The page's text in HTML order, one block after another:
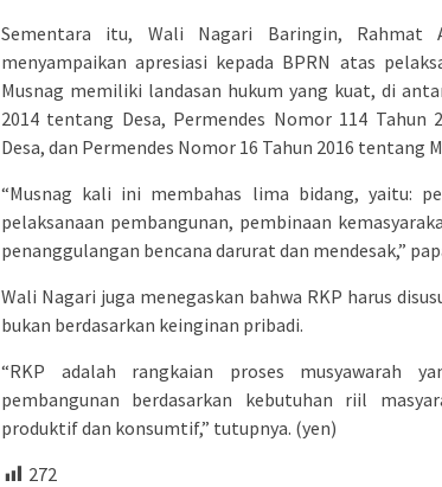
Sementara itu, Wali Nagari Baringin, Rahmat
menyampaikan apresiasi kepada BPRN atas
Musnag memiliki landasan hukum yang kuat, di
2014 tentang Desa, Permendes Nomor 114 Tahun
Desa, dan Permendes Nomor 16 Tahun 2016 tentang
“Musnag kali ini membahas lima bidang, yaitu:
pelaksanaan pembangunan, pembinaan
penanggulangan bencana darurat dan mendesak,”
Wali Nagari juga menegaskan bahwa RKP harus
bukan berdasarkan keinginan pribadi.
“RKP adalah rangkaian proses musyawarah
pembangunan berdasarkan kebutuhan riil
produktif dan konsumtif,” tutupnya. (yen)
272